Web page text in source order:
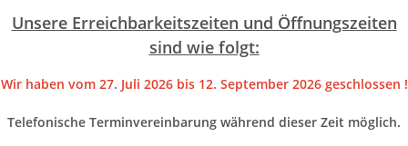
Unsere Erreichbarkeitszeiten und Öffnungszeiten
sind wie folgt:
Wir haben vom 27. Juli 2026 bis 12. September 2026 geschlossen !
Telefonische Terminvereinbarung während dieser Zeit möglich.